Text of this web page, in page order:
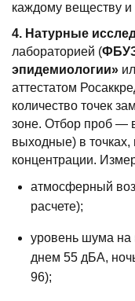
каждому веществу и
4. Натурные
лабораторией (
эпидемиологии»
аттестатом
количество точек
зоне. Отбор проб —
выходные) в точках,
концентрации.
атмосферный
расчете);
уровень шума на
днем 55 дБА,
96);